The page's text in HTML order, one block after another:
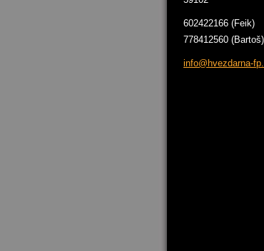
602422166 (Feik)
778412560 (Bartoš)
info@hvezdarna-f